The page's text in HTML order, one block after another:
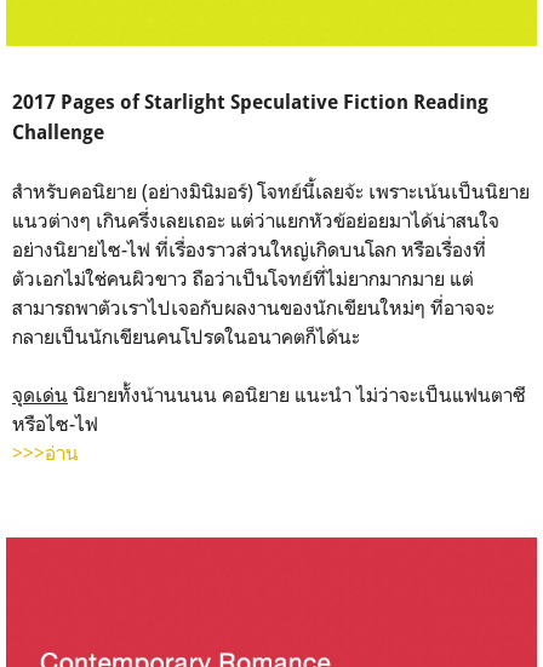
2017 Pages of Starlight Speculative Fiction Reading
Challenge
สำหรับคอนิยาย (อย่างมินิมอร์) โจทย์นี้เลยจ้ะ เพราะเน้นเป็นนิยาย
แนวต่างๆ เกินครึ่งเลยเถอะ แต่ว่าแยกหัวข้อย่อยมาได้น่าสนใจ
อย่างนิยายไซ-ไฟ ที่เรื่องราวส่วนใหญ่เกิดบนโลก หรือเรื่องที่
ตัวเอกไม่ใช่คนผิวขาว ถือว่าเป็นโจทย์ที่ไม่ยากมากมาย แต่
สามารถพาตัวเราไปเจอกับผลงานของนักเขียนใหม่ๆ ที่อาจจะ
กลายเป็นนักเขียนคนโปรดในอนาคตก็ได้นะ
จุดเด่น นิยายทั้งน้านนนน คอนิยาย แนะนำ ไม่ว่าจะเป็นแฟนตาซี
หรือไซ-ไฟ
>>>อ่าน